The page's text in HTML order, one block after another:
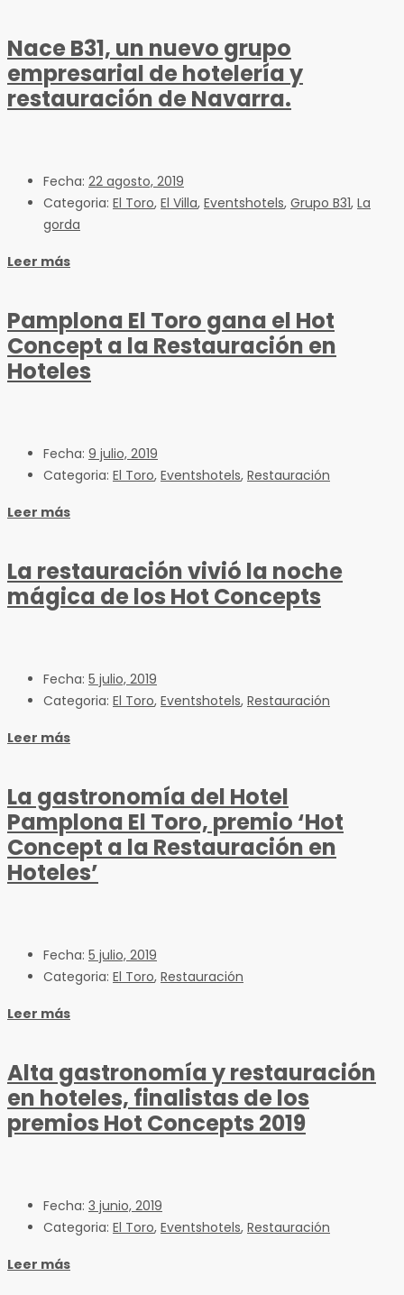
Nace B31, un nuevo grupo
empresarial de hotelería y
restauración de Navarra.
Fecha: 22 agosto, 2019
Categoria: El Toro, El Villa, Eventshotels, Grupo B31, La
gorda
Leer más
Pamplona El Toro gana el Hot
Concept a la Restauración en
Hoteles
Fecha: 9 julio, 2019
Categoria: El Toro, Eventshotels, Restauración
Leer más
La restauración vivió la noche
mágica de los Hot Concepts
Fecha: 5 julio, 2019
Categoria: El Toro, Eventshotels, Restauración
Leer más
La gastronomía del Hotel
Pamplona El Toro, premio ‘Hot
Concept a la Restauración en
Hoteles’
Fecha: 5 julio, 2019
Categoria: El Toro, Restauración
Leer más
Alta gastronomía y restauración
en hoteles, finalistas de los
premios Hot Concepts 2019
Fecha: 3 junio, 2019
Categoria: El Toro, Eventshotels, Restauración
Leer más